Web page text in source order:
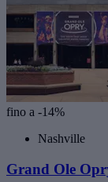
fino a -14%
Nashville
Grand Ole